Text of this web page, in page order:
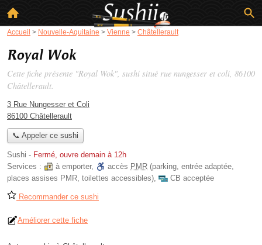
Accueil > Nouvelle-Aquitaine > Vienne > Châtellerault
Royal Wok
Cette fiche présente "Royal Wok", sushi situé rue nungesser et coli, 86100
Châtellerault.
3 Rue Nungesser et Coli
86100 Châtellerault
📞 Appeler ce sushi
Sushi - Fermé, ouvre demain à 12h
Services :
à emporter, accès PMR (parking, entrée adaptée,
places assises PMR, toilettes accessibles), CB acceptée
Recommander ce sushi
Améliorer cette fiche